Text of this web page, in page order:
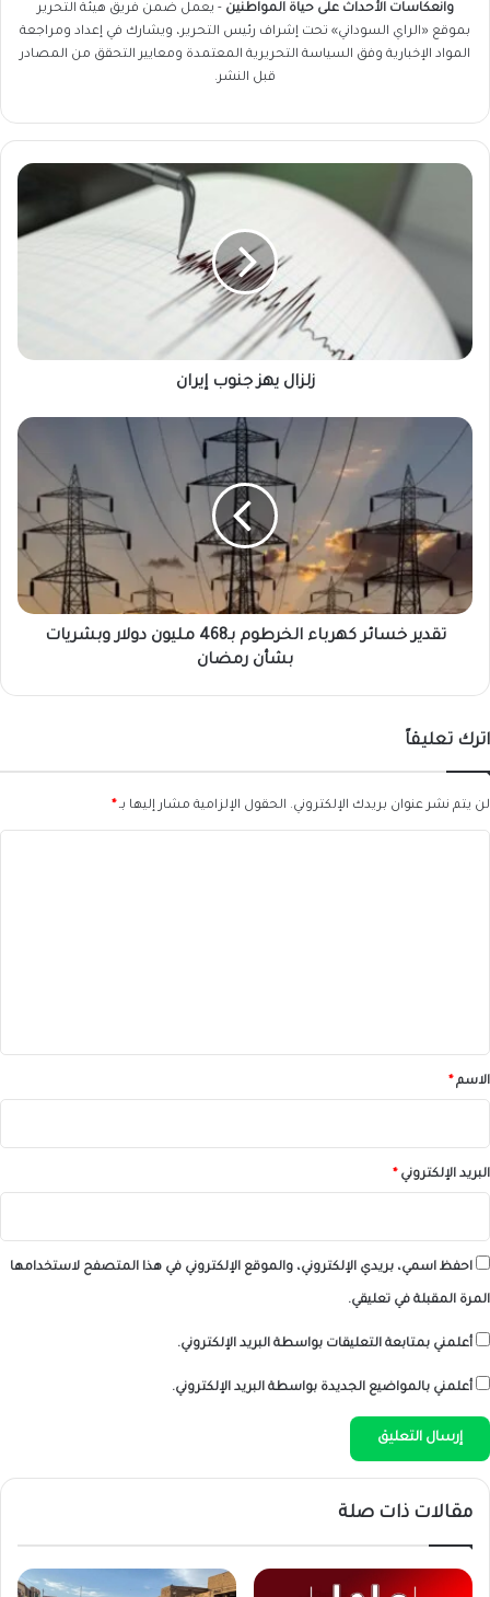
وانعكاسات الأحداث على حياة المواطنين - يعمل ضمن فريق هيئة التحرير
بموقع «الراي السوداني» تحت إشراف رئيس التحرير، ويشارك في إعداد ومراجعة
المواد الإخبارية وفق السياسة التحريرية المعتمدة ومعايير التحقق من المصادر
قبل النشر.
زلزال
زلزال يهز جنوب إيران
تقدير
خسائر
الخرطوم
بـ468
مليون
وبشريات
بشأن
رمضان
تقدير خسائر كهرباء الخرطوم بـ468 مليون دولار وبشريات
بشأن رمضان
اترك تعليقاً
لن يتم نشر عنوان بريدك الإلكتروني. الحقول الإلزامية مشار إليها بـ*
*الاسم*
البريد الإلكتروني*
احفظ اسمي، بريدي الإلكتروني، والموقع الإلكتروني في هذا المتصفح لاستخدامها
المرة المقبلة في تعليقي.
أعلمني بمتابعة التعليقات بواسطة البريد الإلكتروني.
أعلمني بالمواضيع الجديدة بواسطة البريد الإلكتروني.
مقالات ذات صلة